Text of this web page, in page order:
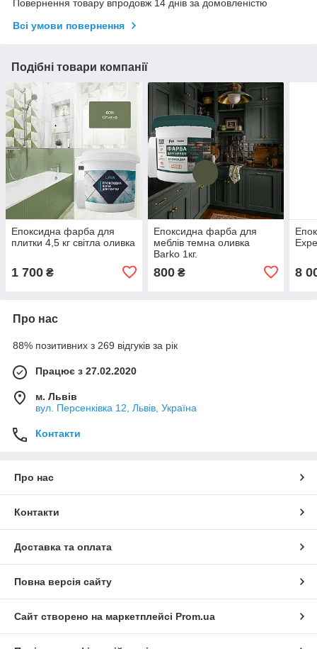
Повернення товару впродовж 14 днів за домовленістю
Всі умови повернення
Подібні товари компанії
Епоксидна фарба для
плитки 4,5 кг світла оливка
1 700 ₴
Епоксидна фарба для
меблів темна оливка
Barko 1кг.
800₴ 8
Про нас
88% позитивних з 269 відгуків за рік
Працює з 27.02.2020
м. Львів
вул. Персенківка 12, Львів, Україна
Контакти
Про нас
Контакти
Доставка та оплата
Повна версія сайту
Сайт створено на маркетплейсі Prom.ua